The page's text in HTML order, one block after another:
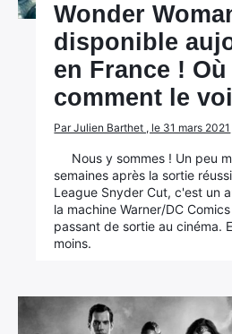
Wonder
disponible
en France ! Où
comment le
Par Julien Barthet , le 31 mars 2021
Nous y sommes ! Un peu
semaines après la sortie
League Snyder Cut, c'est un
la machine Warner/DC
passant de sortie au cinéma.
moins.